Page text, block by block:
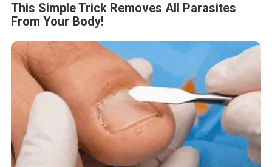
This Simple Trick Removes All Parasites
From Your Body!